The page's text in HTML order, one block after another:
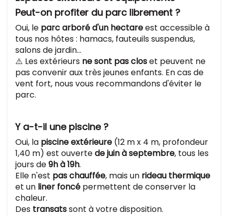
Peut-on profiter du parc librement ?
Oui, le parc arboré d'un hectareest accessible à
tous nos hôtes : hamacs, fauteuils suspendus,
salons de jardin…
⚠️ Les extérieurs ne sont pas closet peuvent ne
pas convenir aux très jeunes enfants. En cas de
vent fort, nous vous recommandons d'éviter le
parc.
Y a-t-il une piscine ?
Oui, la piscine extérieure (12 m x 4 m, profondeur
1,40 m) est ouvertede juin à septembre, tous les
jours de9h à 19h.
Elle n'est pas chauffée, mais un rideau thermique
et un liner foncé permettent de conserver la
chaleur.
Des transatssont à votre disposition.